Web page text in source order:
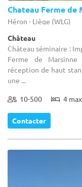
Chateau Ferme de
Héron - Liège (WLG)
Château
Château séminaire :
Ferme de
réception de haut
une ...
10-500 4 max
Contacter